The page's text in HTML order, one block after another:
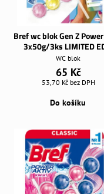
Bref wc blok Gen Z
3x50g/3ks LIMITED
WC blok
65 Kč
53,70 Kč bez DPH
Do košíku